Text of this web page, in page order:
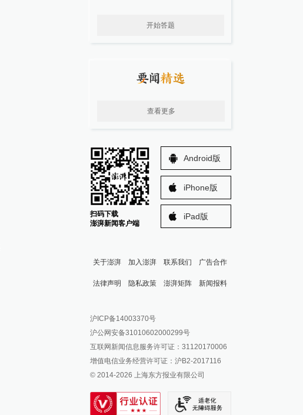
开始答题
查看更多
扫码下载
澎湃新闻客户端
Android版
iPhone版
iPad版
关于澎湃 加入澎湃 联系我们 广告合作
法律声明 隐私政策 澎湃矩阵
澎湃新闻公众号
澎湃新闻抖音号
派生万物开放平台
IP SHANGHAI
SIXTH TONE
新闻报料
报料邮箱: news@thepaper.cn
沪ICP备14003370号
沪公网安备31010602000299号
互联网新闻信息服务许可证：31120170006
增值电信业务经营许可证：沪B2-2017116
© 2014-2026 上海东方报业有限公司